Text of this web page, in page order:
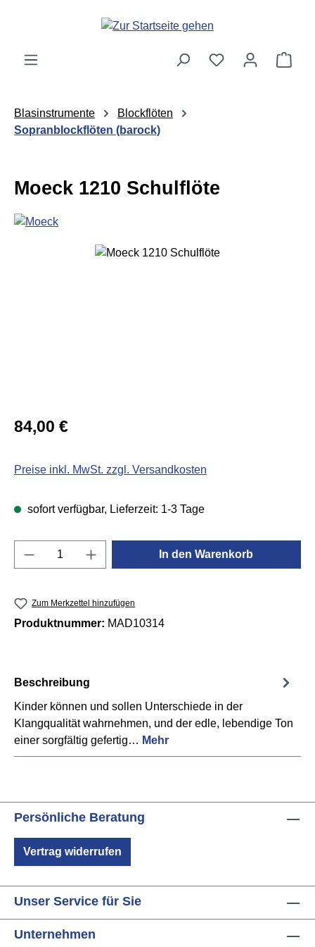
Zum Hauptinhalt springen
Blasinstrumente
Blockflöten
Sopranblockflöten (barock)
Moeck 1210 Schulflöte
Bildergalerie überspringen
Regulärer Preis:
84,00 €
Preise inkl. MwSt. zzgl. Versandkosten
sofort verfügbar, Lieferzeit: 1-3 Tage
Produkt Anzahl: Gib den gewünschten
In den Warenkorb
Zum Merkzettel hinzufügen
Produktnummer: MAD10314
Beschreibung
Kinder können und sollen Unterschiede in der
Klangqualität wahrnehmen, und der edle, lebendige Ton
einer sorgfältig gefertig… Mehr
Persönliche Beratung
Vertrag widerrufen
Unser Service für Sie
Unternehmen